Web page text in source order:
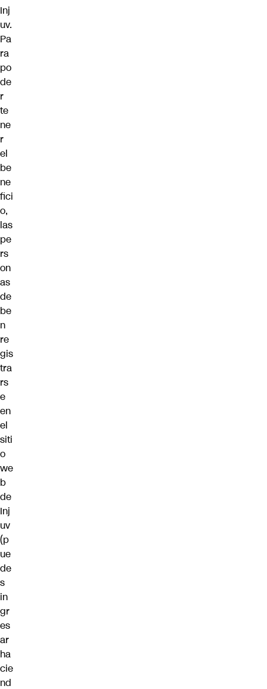
Inj
uv.
Pa
ra
po
de
r
te
ne
r
el
be
ne
fici
o,
las
pe
rs
on
as
de
be
n
re
gis
tra
rs
e
en
el
siti
o
we
b
de
Inj
uv
(p
ue
de
s
in
gr
es
ar
ha
cie
nd